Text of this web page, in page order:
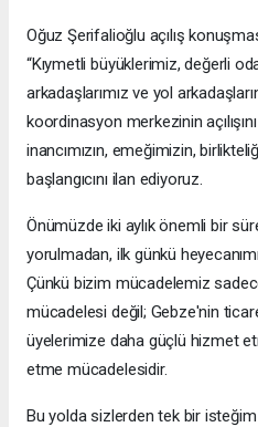
Oğuz Şerifalioğlu açılış
“Kıymetli büyüklerimiz, değerli
arkadaşlarımız ve yol
koordinasyon merkezinin
inancımızın, emeğimizin,
başlangıcını ilan ediyoruz.
Önümüzde iki aylık önemli bir
yorulmadan, ilk günkü
Çünkü bizim mücadelemiz
mücadelesi değil; Gebze'nin
üyelerimize daha güçlü hizmet
etme mücadelesidir.
Bu yolda sizlerden tek bir